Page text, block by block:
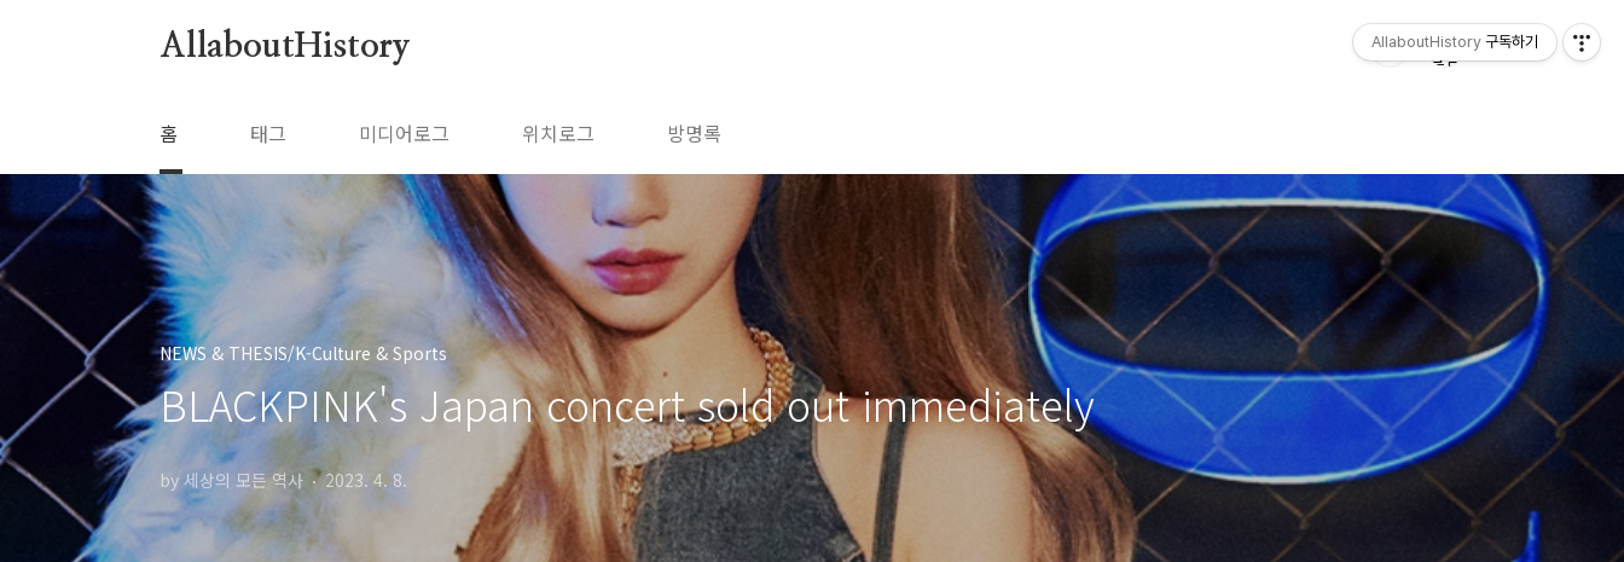
AllaboutHistory
홈 태그 미디어로그 위치로그 방명록
NEWS & THESIS/K-Culture & Sports
BLACKPINK's Japan concert sold out immediately
by 세상의 모든 역사 2023. 4. 8.
AllaboutHistory 구독하기